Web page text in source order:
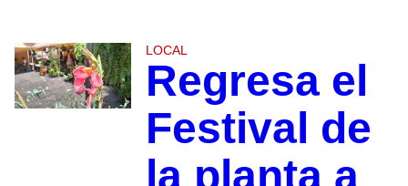
LOCAL
Regresa el
Festival de
la planta a